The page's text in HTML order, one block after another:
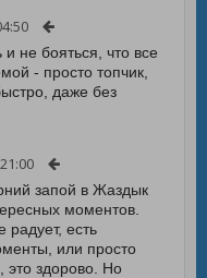
не бояться, что все
- просто топчик,
даже без
запой в Жаздык
моментов.
есть
или просто
это здорово. Но